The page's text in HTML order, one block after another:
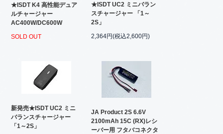
★ISDT K4 高性能デュア
ルチャージャー
AC400W/DC600W
SOLD OUT
★ISDT UC2 ミニバラン
スチャージャー 「1～
2S」
2,364円(税込2,600円)
新発売★ISDT UC2 ミニ
バランスチャージャー
「1～2S」
JA Product 2S 6.6V
2100mAh 15C (RX)レシ
ーバー用 フタバコネクタ